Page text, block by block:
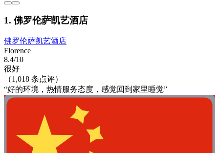
1. 佛罗伦萨凯艺酒店
佛罗伦萨凯艺酒店
Florence
8.4/10
很好
（1,018 条点评）
“好的环境，热情服务态度，感觉回到家里睡觉”